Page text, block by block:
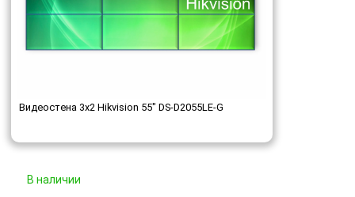
Видеостена 3x2 Hikvision 55" DS-D2055LE-G
В наличии